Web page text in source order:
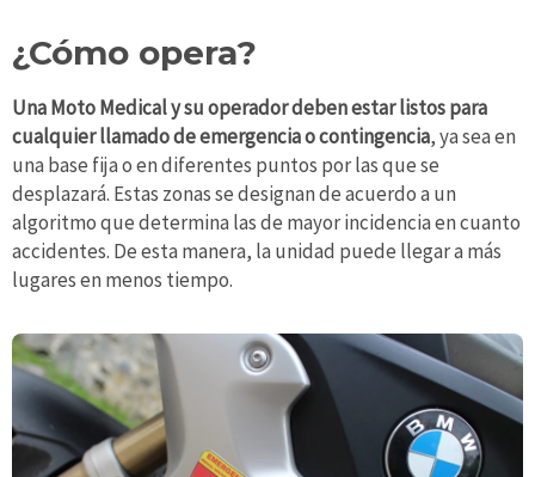
¿Cómo opera?
Una Moto Medical y su operador deben estar listos para
cualquier llamado de emergencia o contingencia, ya sea en
una base fija o en diferentes puntos por las que se
desplazará. Estas zonas se designan de acuerdo a un
algoritmo que determina las de mayor incidencia en cuanto
accidentes. De esta manera, la unidad puede llegar a más
lugares en menos tiempo.